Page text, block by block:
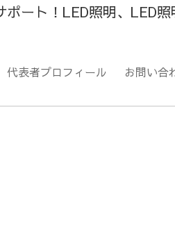
ート！LED照明、LED
代表者プロフィール お問い合